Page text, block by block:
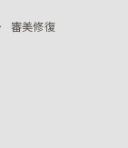
審美修復